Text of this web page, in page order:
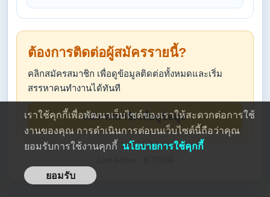
ต้องการติดต่อผู้สมัครรายนี้?
คลิกสมัครสมาชิก เพื่อดูข้อมูลติดต่อทั้งหมดและเริ่ม
สรรหาคนทำงานได้ทันที
สมัครสมาชิกเพื่อดูข้อมูล
เราใช้คุกกี้เพื่อพัฒนาเว็บไซต์ของเราให้สะดวกต่อการใช้
งานของคุณ การดำเนินการต่อบนเว็บไซต์นี้ถือว่าคุณ
ยอมรับการใช้งานคุกกี้ นโยบายการใช้คุกกี้